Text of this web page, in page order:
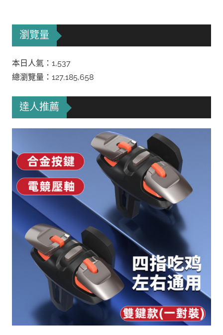
瀏覽量
本日人氣：1,537
總瀏覽量：127,185,658
達人推薦